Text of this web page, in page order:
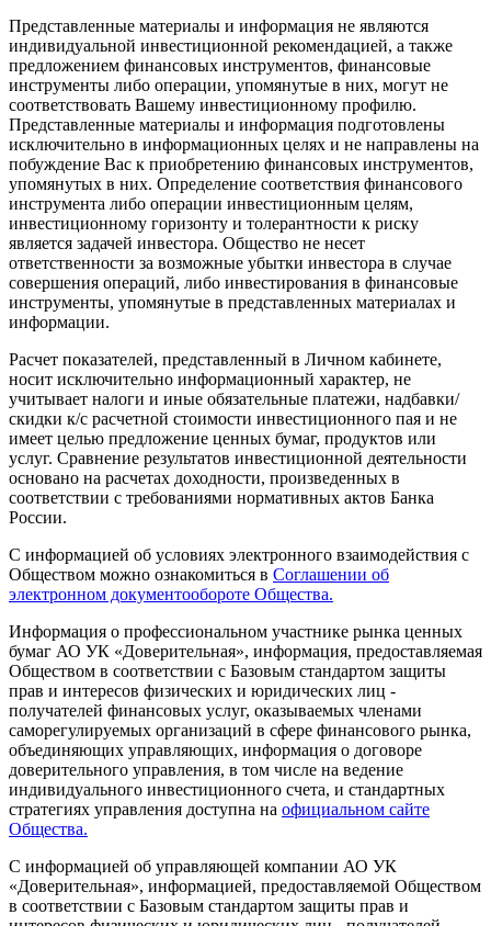
Представленные материалы и информация не являются
индивидуальной инвестиционной рекомендацией, а также
предложением финансовых инструментов, финансовые
инструменты либо операции, упомянутые в них, могут не
соответствовать Вашему инвестиционному профилю.
Представленные материалы и информация подготовлены
исключительно в информационных целях и не направлены на
побуждение Вас к приобретению финансовых инструментов,
упомянутых в них. Определение соответствия финансового
инструмента либо операции инвестиционным целям,
инвестиционному горизонту и толерантности к риску
является задачей инвестора. Общество не несет
ответственности за возможные убытки инвестора в случае
совершения операций, либо инвестирования в финансовые
инструменты, упомянутые в представленных материалах и
информации.
Расчет показателей, представленный в Личном кабинете,
носит исключительно информационный характер, не
учитывает налоги и иные обязательные платежи, надбавки/
скидки к/с расчетной стоимости инвестиционного пая и не
имеет целью предложение ценных бумаг, продуктов или
услуг. Сравнение результатов инвестиционной деятельности
основано на расчетах доходности, произведенных в
соответствии с требованиями нормативных актов Банка
России.
С информацией об условиях электронного взаимодействия с
Обществом можно ознакомиться в Соглашении об
электронном документообороте Общества.
Информация о профессиональном участнике рынка ценных
бумаг АО УК «Доверительная», информация, предоставляемая
Обществом в соответствии с Базовым стандартом защиты
прав и интересов физических и юридических лиц -
получателей финансовых услуг, оказываемых членами
саморегулируемых организаций в сфере финансового рынка,
объединяющих управляющих, информация о договоре
доверительного управления, в том числе на ведение
индивидуального инвестиционного счета, и стандартных
стратегиях управления доступна на официальном сайте
Общества.
С информацией об управляющей компании АО УК
«Доверительная», информацией, предоставляемой Обществом
в соответствии с Базовым стандартом защиты прав и